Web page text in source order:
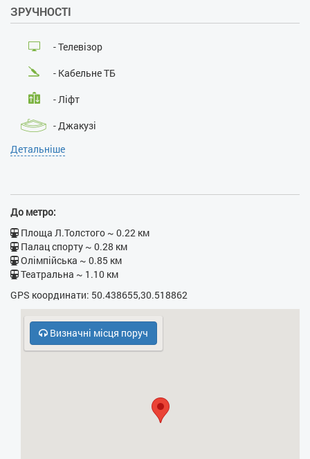
Розміщення з тваринами:ні
ЗРУЧНОСТІ
- Телевізор
- Кабельне ТБ
- Ліфт
- Джакузі
- Ванна
- Кухонна плита
- Духовка
Детальніше
До метро:
Площа Л.Толстого ~ 0.22 км
Палац спорту ~ 0.28 км
Олімпійська ~ 0.85 км
Театральна ~ 1.10 км
GPS координати: 50.438655,30.518862
Визначні місця поруч